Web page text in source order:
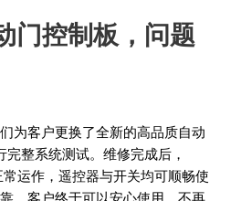
门控制板，问题
为客户更换了全新的高品质自动
完整系统测试。维修完成后，
常运作，遥控器与开关均可顺畅使